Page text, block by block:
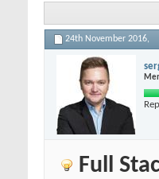
24th November 2016,
Full